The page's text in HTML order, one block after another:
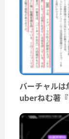
バーチャルは
uberねむ著